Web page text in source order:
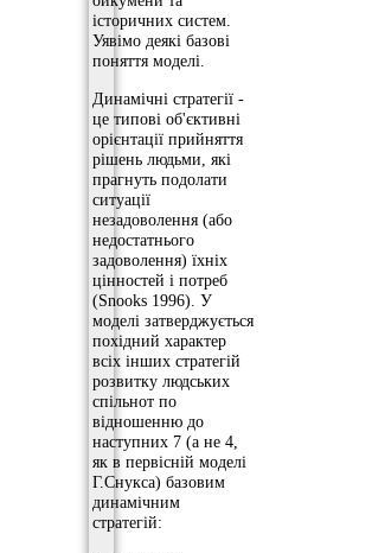
історичних систем.
Уявімо деякі базові
поняття моделі.
Динамічні стратегії -
це типові об'єктивні
орієнтації прийняття
рішень людьми, які
прагнуть подолати
ситуації
незадоволення (або
недостатнього
задоволення) їхніх
цінностей і потреб
(Snooks 1996). У
моделі затверджується
похідний характер
всіх інших стратегій
розвитку людських
спільнот по
відношенню до
наступних 7 (а не 4,
як в первісній моделі
Г.Снукса) базовим
динамічним
стратегій: